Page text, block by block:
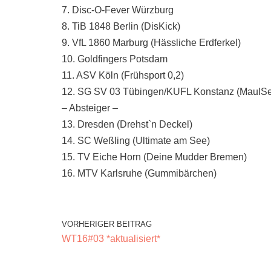
7. Disc-O-Fever Würzburg
8. TiB 1848 Berlin (DisKick)
9. VfL 1860 Marburg (Hässliche Erdferkel)
10. Goldfingers Potsdam
11. ASV Köln (Frühsport 0,2)
12. SG SV 03 Tübingen/KUFL Konstanz
– Absteiger –
13. Dresden (Drehst`n Deckel)
14. SC Weßling (Ultimate am See)
15. TV Eiche Horn (Deine Mudder Bremen)
16. MTV Karlsruhe (Gummibärchen)
VORHERIGER BEITRAG
WT16#03 *aktualisiert*